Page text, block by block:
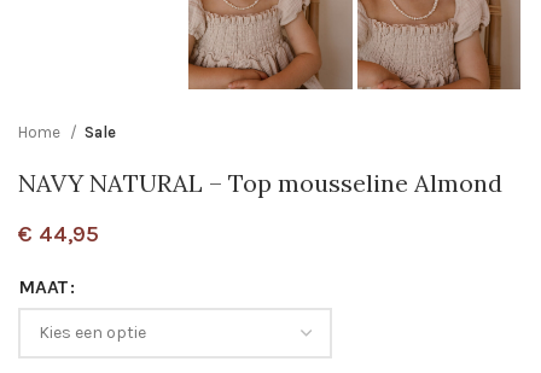
Home Sale
NAVY NATURAL – Top mousseline Almond
€ 44,95
MAAT